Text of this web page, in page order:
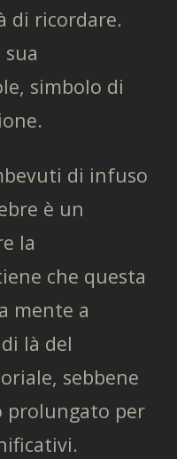
di ricordare.
simbolo di
di infuso
è un
la
che questa
mente a
là del
sebbene
prolungato per